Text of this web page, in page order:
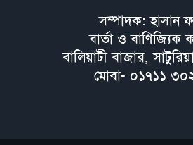
সম্পাদক: হাসান
বার্তা ও বাণিজ্যিক
বালিয়াটী বাজার,
মোবা- ০১৭১১